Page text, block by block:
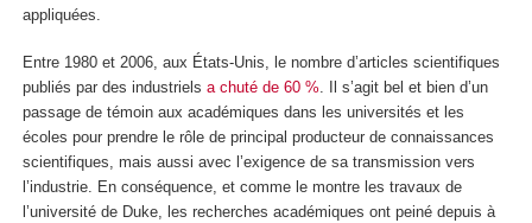
appliquées.
Entre 1980 et 2006, aux États-Unis, le nombre d’articles scientifiques
publiés par des industriels a chuté de 60 %. Il s’agit bel et bien d’un
passage de témoin aux académiques dans les universités et les
écoles pour prendre le rôle de principal producteur de connaissances
scientifiques, mais aussi avec l’exigence de sa transmission vers
l’industrie. En conséquence, et comme le montre les travaux de
l’université de Duke, les recherches académiques ont peiné depuis à